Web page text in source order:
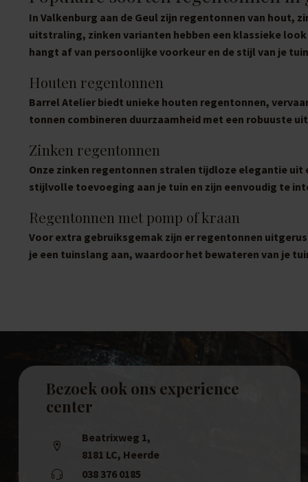
In Valkenburg aan de Geul zijn regentonnen van
uitstraling, zinken varianten hebben een klassieke
hangt af van persoonlijke voorkeur en de stijl van je
Houten regentonnen
Barrel Atelier biedt unieke houten regentonnen,
tonnen combineren duurzaamheid met een robuuste
Zinken regentonnen
Onze zinken regentonnen stralen tijdloze elegantie uit
stijlvolle toevoeging aan je tuin en zijn eenvoudig te
Regentonnen met pomp of kraan
Voor extra gebruiksgemak zijn er regentonnen
je een tuinslang aan, waardoor het bewateren van je
Bezoek ook ons experience
center
Beatrixweg 1,
8181 LC, Heerde
038 376 0185